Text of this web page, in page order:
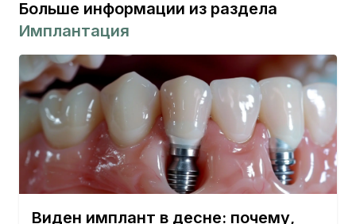
Больше информации из раздела
Имплантация
Виден имплант в десне: почему,